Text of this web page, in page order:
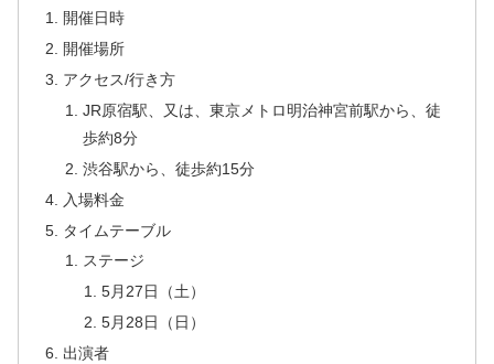
開催日時
開催場所
アクセス/行き方
JR原宿駅、又は、東京メトロ明治神宮前駅から、徒
歩約8分
渋谷駅から、徒歩約15分
入場料金
タイムテーブル
ステージ
5月27日（土）
5月28日（日）
出演者